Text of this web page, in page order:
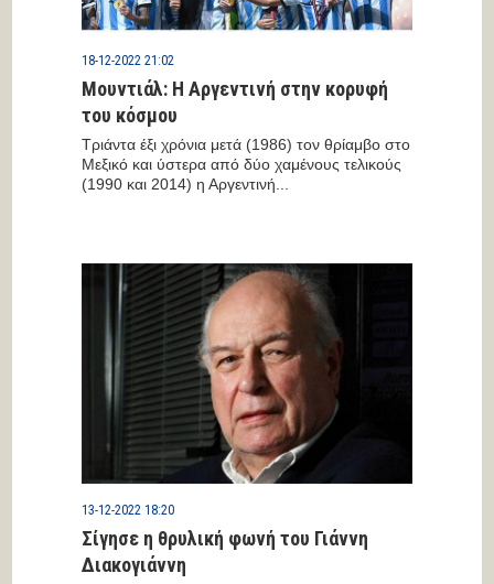
18-12-2022 21:02
Μουντιάλ: Η Αργεντινή στην κορυφή
του κόσμου
Τριάντα έξι χρόνια μετά (1986) τον θρίαμβο στο
Μεξικό και ύστερα από δύο χαμένους τελικούς
(1990 και 2014) η Αργεντινή...
13-12-2022 18:20
Σίγησε η θρυλική φωνή του Γιάννη
Διακογιάννη